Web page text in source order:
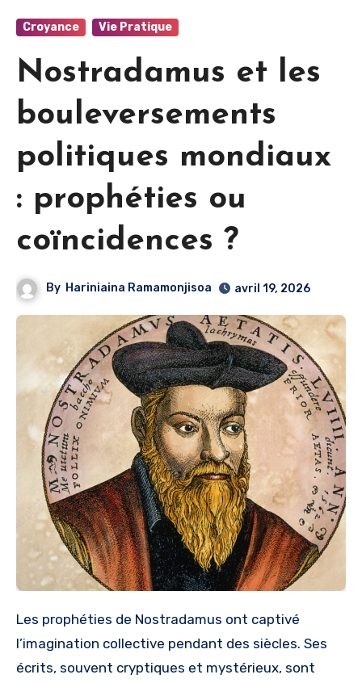
Croyance Vie Pratique
Nostradamus et les
bouleversements
politiques mondiaux
: prophéties ou
coïncidences ?
By Hariniaina Ramamonjisoa avril 19, 2026
Les prophéties de Nostradamus ont captivé
l’imagination collective pendant des siècles. Ses
écrits, souvent cryptiques et mystérieux, sont